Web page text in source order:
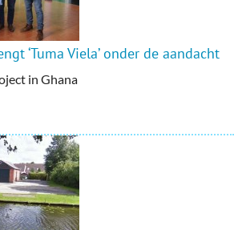
‘Tuma Viela’ onder de aandacht
in Ghana